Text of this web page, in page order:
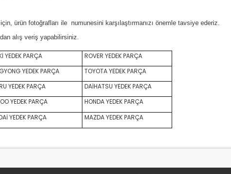
ürün fotoğrafları ile numunesini karşılaştırmanızı önemle tavsiye ederiz.
alış veriş yapabilirsiniz.
YEDEK PARÇA
ROVER YEDEK PARÇA
YEDEK PARÇA
TOYOTA YEDEK PARÇA
YEDEK PARÇA
DAİHATSU YEDEK PARÇA
YEDEK PARÇA
HONDA YEDEK PARÇA
YEDEK PARÇA MAZDA YEDEK PARÇA